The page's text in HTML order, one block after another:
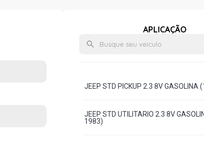
APLICAÇÃO
JEEP STD PICKUP 2.3 8V GASOLINA
JEEP STD UTILITARIO 2.3 8V
1983)